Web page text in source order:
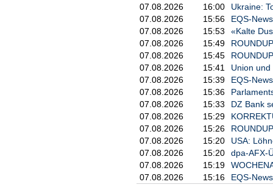
Eine Sprecherin des
beschränkt, möglichst
nannte sie die wirtschaftliche
Juni 2028 fällig werden. Zuvor
Viele Frauen verdienen weniger
Hintergrund für die
Ungleichgewichte - etwa, dass
unverhältnismäßig viel
deshalb längere Karrierepausen
Einstellung und Beförderung
Deutschland hat seit 2017 ein
etwa Arbeitnehmerinnen und
mit ähnlicher Arbeit in ihrer
Regelung kaum genutzt werde,
könne von ihren Vorgesetzten
07.08.2026
16:00
Ukraine:
07.08.2026
15:56
EQS-
07.08.2026
15:53
«Kalte
07.08.2026
15:49
07.08.2026
15:45
07.08.2026
15:41
Union
07.08.2026
15:39
EQS-
07.08.2026
15:36
07.08.2026
15:33
DZ Bank
07.08.2026
15:29
07.08.2026
15:26
07.08.2026
15:20
USA:
07.08.2026
15:20
dpa-AFX-
07.08.2026
15:19
07.08.2026
15:16 EQS-